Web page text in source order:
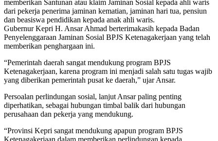
memberikan Santunan atau klaim Jaminan Sosial kepada ahli waris
dari pekerja penerima jaminan kematian, jaminan hari tua, pensiun
dan beasiswa pendidikan kepada anak ahli waris.
Gubernur Kepri H. Ansar Ahmad berterimakasih kepada Badan
Penyelenggaraan Jaminan Sosial BPJS Ketenagakerjaan yang telah
memberikan penghargaan ini.
“Pemerintah daerah sangat mendukung program BPJS
Ketenagakerjaan, karena program ini menjadi salah satu tugas wajib
yang diberikan pemerintah pusat ke daerah,” ujar Ansar.
Persoalan perlindungan sosial, lanjut Ansar paling penting
diperhatikan, sebagai hubungan timbal balik dari hubungan
perusahaan dan pekerja yang mendukung.
“Provinsi Kepri sangat mendukung apapun program BPJS
Ketenagakerjaan dalam memberikan perlindungan kepada